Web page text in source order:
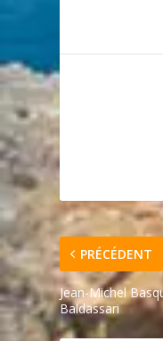
PRÉCÉDENT
Jean-Michel
Baldassari